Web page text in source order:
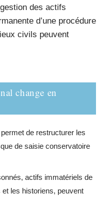
des actifs
d’une procédure
civils peuvent
change en
de restructurer les
de saisie conservatoire
actifs immatériels de
les historiens, peuvent